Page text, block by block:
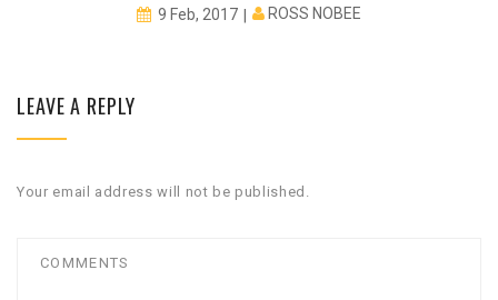
9 Feb, 2017 ROSS NOBEE
LEAVE A REPLY
Your email address will not be published.